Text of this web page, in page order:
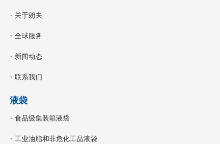
关于朗夫
全球服务
新闻动态
联系我们
液袋
食品级集装箱液袋
工业油脂和非危化工品液袋